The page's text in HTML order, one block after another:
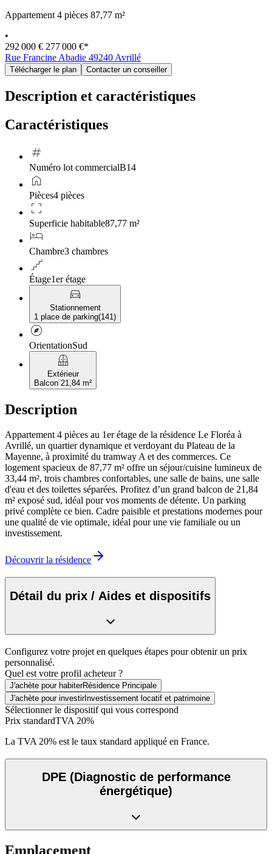
Appartement 4 pièces 87,77 m²
•
292 000 € 277 000 €*
Rue Francine Abadie 49240 Avrillé
Télécharger le plan Contacter un conseiller
Description et caractéristiques
Caractéristiques
tag
Numéro lot commercialB14
home
Pièces4 pièces
crop_free
Superficie habitable87,77 m²
hotel
Chambre3 chambres
floor
Étage1er étage
directions_car
Stationnement
1 place de parking(141)
explore
OrientationSud
balcony
Extérieur
Balcon 21,84 m²
Description
Appartement 4 pièces au 1er étage de la résidence Le Floréa à
Avrillé, un quartier dynamique et verdoyant du Plateau de la
Mayenne, à proximité du tramway A et des commerces. Ce
logement spacieux de 87,77 m² offre un séjour/cuisine lumineux de
33,44 m², trois chambres confortables, une salle de bains, une salle
d'eau et des toilettes séparées. Profitez d’un grand balcon de 21,84
m² exposé sud, idéal pour vos moments de détente. Un parking
privé complète ce bien. Cadre paisible et prestations modernes pour
une qualité de vie optimale, idéal pour une vie familiale ou un
investissement.
Découvrir la résidence
Détail du prix / Aides et dispositifs
Configurez votre projet en quelques étapes pour obtenir un prix
personnalisé.
Quel est votre profil acheteur ?
J'achète pour habiterRésidence Principale
J'achète pour investirInvestissement locatif et patrimoine
Sélectionner le dispositif qui vous correspond
Prix standardTVA 20%
La TVA 20% est le taux standard appliqué en France.
DPE (Diagnostic de performance
énergétique)
Emplacement